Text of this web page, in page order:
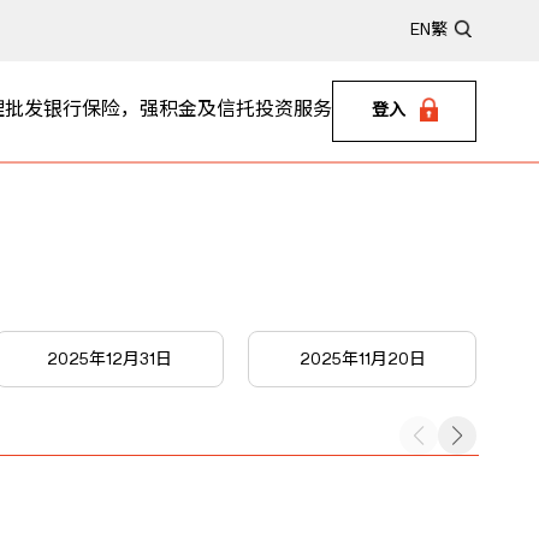
EN 繁
批发银行保险，强积金及信托投资服务 登入
2025年12月31日 2025年11月20日